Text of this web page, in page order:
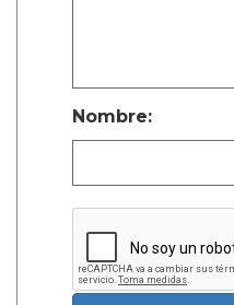
Nombre: